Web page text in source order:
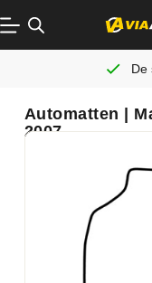
De
Automatten |
2007